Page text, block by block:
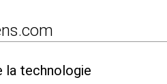
la technologie